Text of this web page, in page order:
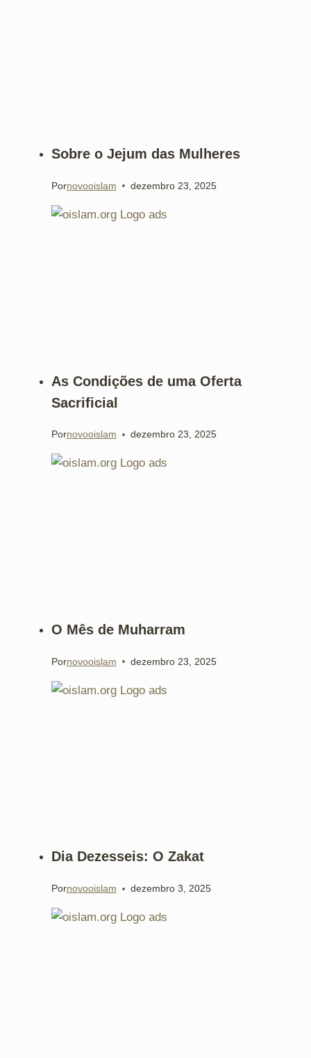
Sobre o Jejum das Mulheres
Pornovooislam dezembro 23, 2025
As Condições de uma Oferta
Sacrificial
Pornovooislam dezembro 23, 2025
O Mês de Muharram
Pornovooislam dezembro 23, 2025
Dia Dezesseis: O Zakat
Pornovooislam dezembro 3, 2025